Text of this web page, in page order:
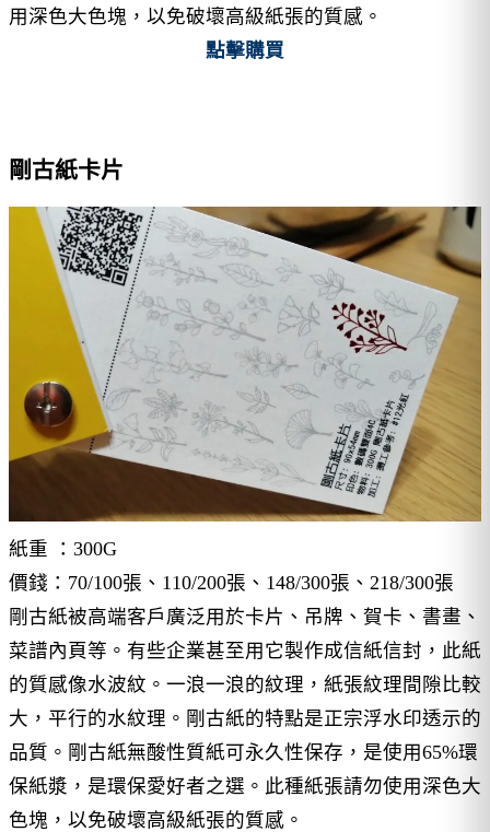
用深色大色塊，以免破壞高級紙張的質感。
點擊購買
剛古紙卡片
紙重 ：300G
價錢：70/100張、110/200張、148/300張、218/300張
剛古紙被高端客戶廣泛用於卡片、吊牌、賀卡、書畫、
菜譜內頁等。有些企業甚至用它製作成信紙信封，此紙
的質感像水波紋。一浪一浪的紋理，紙張紋理間隙比較
大，平行的水紋理。剛古紙的特點是正宗浮水印透示的
品質。剛古紙無酸性質紙可永久性保存，是使用65%環
保紙漿，是環保愛好者之選。此種紙張請勿使用深色大
色塊，以免破壞高級紙張的質感。